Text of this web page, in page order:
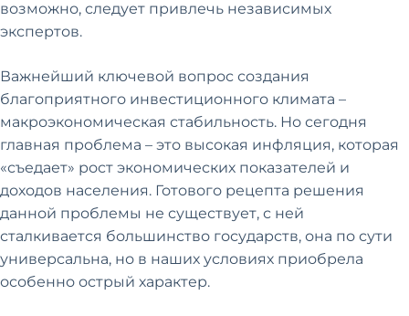
возможно, следует привлечь независимых
экспертов.
Важнейший ключевой вопрос создания
благоприятного инвестиционного климата –
макроэкономическая стабильность. Но сегодня
главная проблема – это высокая инфляция, которая
«съедает» рост экономических показателей и
доходов населения. Готового рецепта решения
данной проблемы не существует, с ней
сталкивается большинство государств, она по сути
универсальна, но в наших условиях приобрела
особенно острый характер.